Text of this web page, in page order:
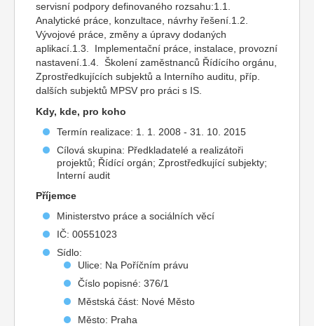
servisní podpory definovaného rozsahu:1.1.
Analytické práce, konzultace, návrhy řešení.1.2.
Vývojové práce, změny a úpravy dodaných
aplikací.1.3. Implementační práce, instalace, provozní
nastavení.1.4. Školení zaměstnanců Řídícího orgánu,
Zprostředkujících subjektů a Interního auditu, příp.
dalších subjektů MPSV pro práci s IS.
Kdy, kde, pro koho
Termín realizace: 1. 1. 2008 - 31. 10. 2015
Cílová skupina: Předkladatelé a realizátoři
projektů; Řídící orgán; Zprostředkující subjekty;
Interní audit
Příjemce
Ministerstvo práce a sociálních věcí
IČ: 00551023
Sídlo:
Ulice: Na Poříčním právu
Číslo popisné: 376/1
Městská část: Nové Město
Město: Praha